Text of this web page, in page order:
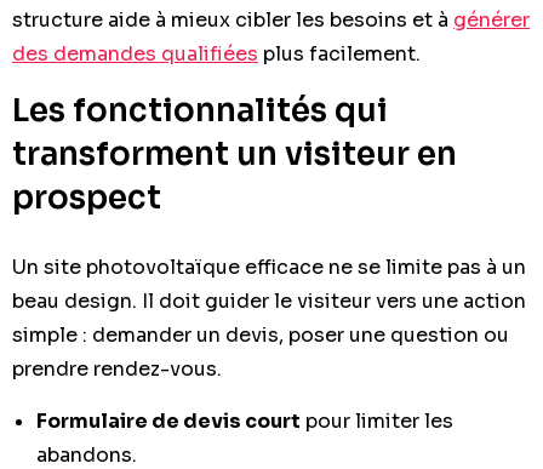
structure aide à mieux cibler les besoins et à générer
des demandes qualifiées plus facilement.
Les fonctionnalités qui
transforment un visiteur en
prospect
Un site photovoltaïque efficace ne se limite pas à un
beau design. Il doit guider le visiteur vers une action
simple : demander un devis, poser une question ou
prendre rendez-vous.
Formulaire de devis court pour limiter les
abandons.